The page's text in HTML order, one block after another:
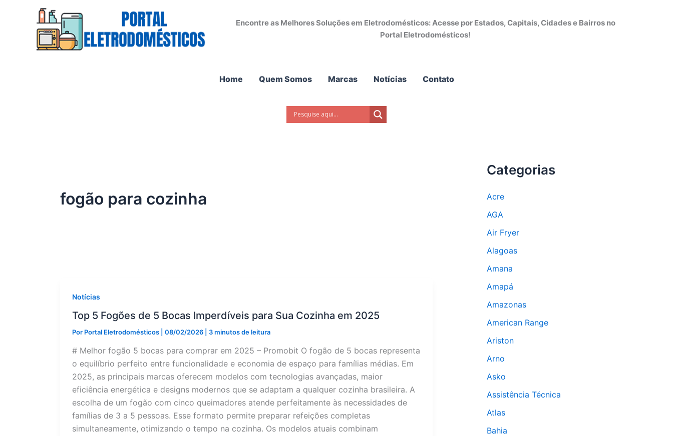
Encontre as Melhores Soluções em Eletrodomésticos: Acesse por Estados, Capitais, Cidades e Bairros no
Portal Eletrodomésticos!
Home Quem Somos Marcas Notícias Contato
fogão para cozinha
Notícias
Top 5 Fogões de 5 Bocas Imperdíveis para Sua Cozinha em 2025
Por Portal Eletrodomésticos 08/02/2026 3 minutos de leitura
# Melhor fogão 5 bocas para comprar em 2025 – Promobit O fogão de 5 bocas representa
o equilíbrio perfeito entre funcionalidade e economia de espaço para famílias médias. Em
2025, as principais marcas oferecem modelos com tecnologias avançadas, maior
eficiência energética e designs modernos que se adaptam a qualquer cozinha brasileira. A
escolha de um fogão com cinco queimadores atende perfeitamente às necessidades de
famílias de 3 a 5 pessoas. Esse formato permite preparar refeições completas
simultaneamente, otimizando o tempo na cozinha. Os modelos atuais combinam
Categorias
Acre
AGA
Air Fryer
Alagoas
Amana
Amapá
Amazonas
American Range
Ariston
Arno
Asko
Assistência Técnica
Atlas
Bahia